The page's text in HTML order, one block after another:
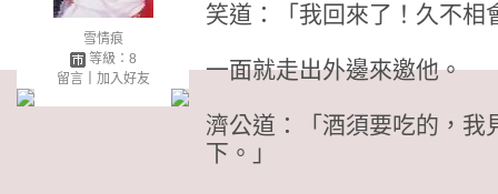
雪情痕
等級：8
留言｜ 加入好友
笑道：「我回來了！久不相
一面就走出外邊來邀他。
濟公道：「酒須要吃的，我
下。」